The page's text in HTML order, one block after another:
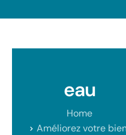
eau
Home
Améliorez votre